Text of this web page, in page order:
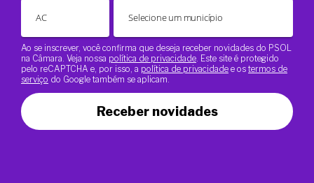
Ao se inscrever, você confirma que deseja receber novidades do PSOL
na Câmara. Veja nossa política de privacidade . Este site é protegido
pelo reCAPTCHA e, por isso, a política de privacidade e os termos de
serviço do Google também se aplicam.
Receber novidades